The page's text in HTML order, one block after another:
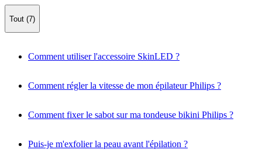
Tout (7)
Comment utiliser l'accessoire SkinLED ?
Comment régler la vitesse de mon épilateur Philips ?
Comment fixer le sabot sur ma tondeuse bikini Philips ?
Puis-je m'exfolier la peau avant l'épilation ?